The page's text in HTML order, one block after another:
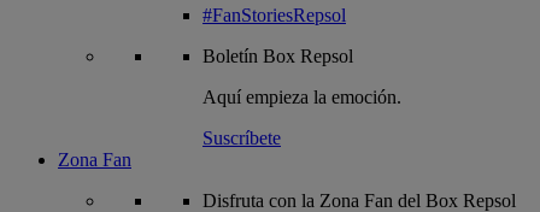
#FanStoriesRepsol
Boletín Box Repsol
Aquí empieza la emoción.
Suscríbete
Zona Fan
Disfruta con la Zona Fan del Box Repsol